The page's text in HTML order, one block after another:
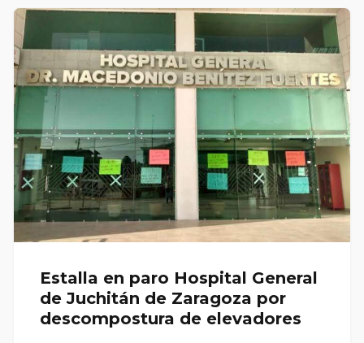
Estalla en paro Hospital General
de Juchitán de Zaragoza por
descompostura de elevadores